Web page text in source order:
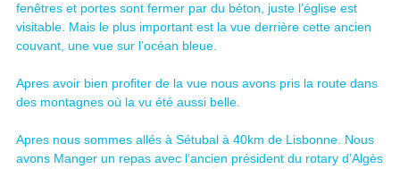
fenêtres et portes sont fermer par du béton, juste l’église est
visitable. Mais le plus important est la vue derrière cette ancien
couvant, une vue sur l’océan bleue.
Apres avoir bien profiter de la vue nous avons pris la route dans
des montagnes où la vu été aussi belle.
Apres nous sommes allés à Sétubal à 40km de Lisbonne. Nous
avons Manger un repas avec l’ancien président du rotary d’Algès